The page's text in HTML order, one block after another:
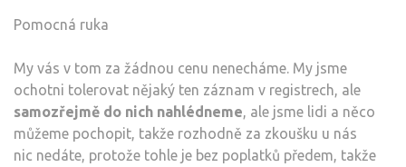
Pomocná ruka
My vás v tom za žádnou cenu nenecháme. My jsme
ochotni tolerovat nějaký ten záznam v registrech, ale
samozřejmě do nich nahlédneme , ale jsme lidi a něco
můžeme pochopit, takže rozhodně za zkoušku u nás
nic nedáte, protože tohle je bez poplatků předem, takže